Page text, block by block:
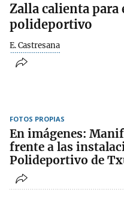
Zalla calienta para
polideportivo
E. Castresana
FOTOS PROPIAS
En imágenes:
frente a las
Polideportivo de